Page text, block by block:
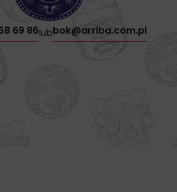
69 86lubbok@arriba.com.pl